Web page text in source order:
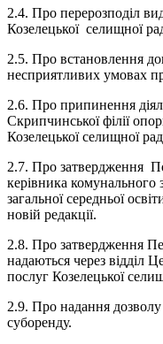
2.4. Про перерозподіл
Козелецької селищної
2.5. Про встановлення
несприятливих умовах
2.6. Про припинення
Скрипчинської філії
Козелецької селищної
2.7. Про затвердження
керівника комунального
загальної середньої
новій редакції.
2.8. Про затвердження
надаються через відділ
послуг Козелецької
2.9. Про надання
суборенду.